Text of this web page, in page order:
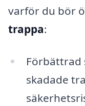
varför du bör
trappa:
Förbättrad
skadade